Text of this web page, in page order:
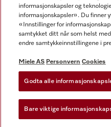
Miele AS
Vilkår og betingelser
Vilkår for bruk
Miele tilgjengelighetserklæring
informasjonskapsler og
informasjonskapsler». Du finner
«Innstillinger for
samtykket ditt når som helst
endre samtykkeinnstillingene i
Miele AS Personvern Cookies
Godta alle
Bare viktige